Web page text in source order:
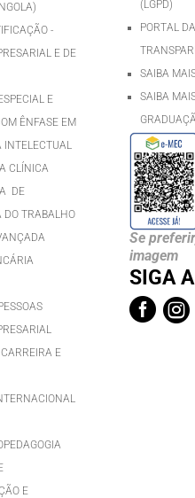
-
E DE
E
ÊNFASE EM
INTELECTUAL
CLÍNICA
DE
DO TRABALHO
E
E
(LGPD)
PORTAL DA
SAIBA
SAIBA
GRADUAÇÃ
Se
imagem
SIGA
 